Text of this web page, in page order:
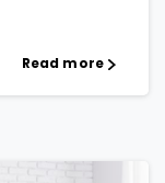
Read more